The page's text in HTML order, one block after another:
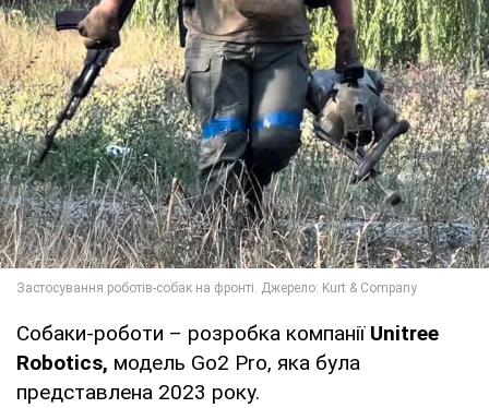
Собаки-роботи – розробка компанії Unitree
Robotics, модель Go2 Pro, яка була
представлена 2023 року.